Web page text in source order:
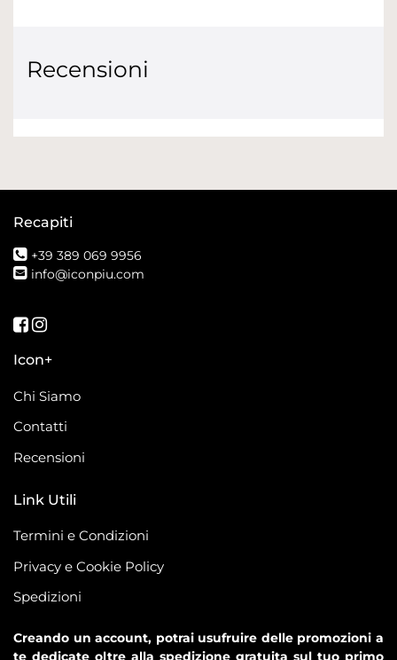
Recensioni
Recapiti
+39 389 069 9956
info@iconpiu.com
Seguici su Facebook
Seguici su Instagram
Icon+
Chi Siamo
Contatti
Recensioni
Link Utili
Termini e Condizioni
Privacy e Cookie Policy
Spedizioni
Creando un account, potrai usufruire delle promozioni a
te dedicate oltre alla spedizione gratuita sul tuo primo